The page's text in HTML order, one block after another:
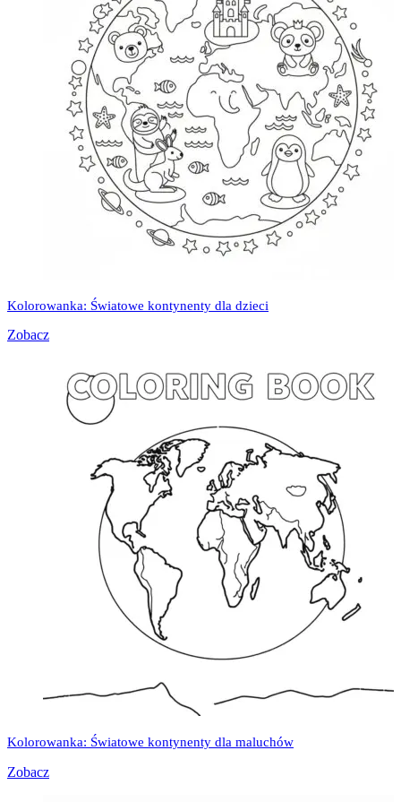
Kolorowanka: Światowe kontynenty dla dzieci
Zobacz
Kolorowanka: Światowe kontynenty dla maluchów
Zobacz